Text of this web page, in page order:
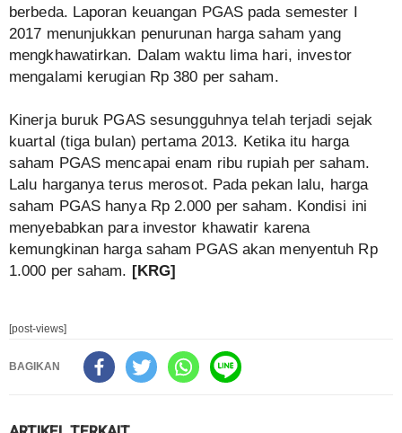
berbeda. Laporan keuangan PGAS pada semester I
2017 menunjukkan penurunan harga saham yang
mengkhawatirkan. Dalam waktu lima hari, investor
mengalami kerugian Rp 380 per saham.
Kinerja buruk PGAS sesungguhnya telah terjadi sejak
kuartal (tiga bulan) pertama 2013. Ketika itu harga
saham PGAS mencapai enam ribu rupiah per saham.
Lalu harganya terus merosot. Pada pekan lalu, harga
saham PGAS hanya Rp 2.000 per saham. Kondisi ini
menyebabkan para investor khawatir karena
kemungkinan harga saham PGAS akan menyentuh Rp
1.000 per saham. [KRG]
[post-views]
BAGIKAN